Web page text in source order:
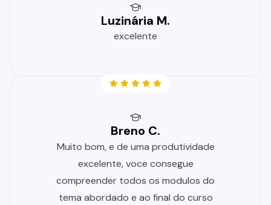
Luzinária M.
excelente
Breno C.
Muito bom, e de uma produtividade
excelente, voce consegue
compreender todos os modulos do
tema abordado e ao final do curso